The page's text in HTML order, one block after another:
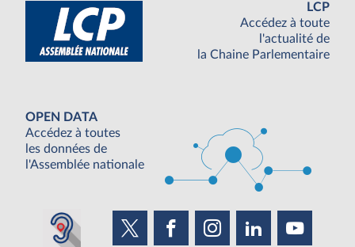
LCP
Accédez à toute
l'actualité de
la Chaine Parlementaire
OPEN DATA
Accédez à toutes
les données de
l'Assemblée nationale